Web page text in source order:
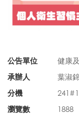
公告單位
健康
承辦人
葉淑
分機
瀏覽數
1888